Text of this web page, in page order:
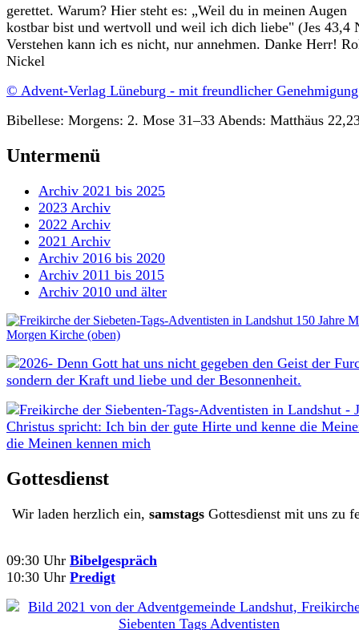
gerettet. Warum? Hier steht es: „Weil du in meinen Augen
kostbar bist und wertvoll und weil ich dich liebe" (Jes 43,4
Verstehen kann ich es nicht, nur annehmen. Danke Herr!
Nickel
© Advent-Verlag Lüneburg - mit freundlicher Genehmigung
Bibellese: Morgens: 2. Mose 31–33 Abends: Matthäus
Untermenü
Archiv 2021 bis 2025
2023 Archiv
2022 Archiv
2021 Archiv
Archiv 2016 bis 2020
Archiv 2011 bis 2015
Archiv 2010 und älter
Gottesdienst
Wir laden herzlich ein, samstagsGottesdienst mit uns zu
09:30 Uhr Bibelgespräch
10:30 Uhr Predigt